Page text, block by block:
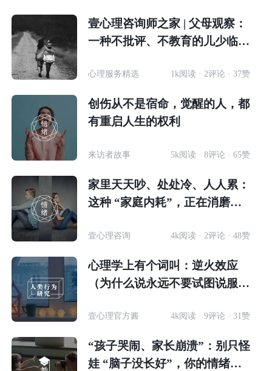
壹心理咨询师之家 | 父母观察：
一种不批评、不教育的儿少临床
心理服务精选 1k阅读 · 2评论 · 37赞
创伤从不是宿命，觉醒的人，都
有重启人生的权利
来访者故事 5k阅读 · 8评论 · 65赞
家里天天吵、处处冷、人人累：
这种 “家庭内耗”，正在消磨至
壹心理咨询 4k阅读 · 2评论 · 48赞
心理学上有个词叫：逆火效应
（为什么说永远不要试图说服老
壹心理官方酱 4k阅读 · 9评论 · 31赞
“孩子哭闹、家长崩溃”：别只怪
娃 “脑子没长好”，你的情绪才